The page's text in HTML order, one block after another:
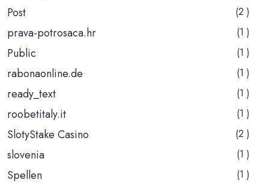
Post (2 )
prava-potrosaca.hr (1 )
Public (1 )
rabonaonline.de (1 )
ready_text (1 )
roobetitaly.it (1 )
SlotyStake Casino (2 )
slovenia (1 )
Spellen (1 )